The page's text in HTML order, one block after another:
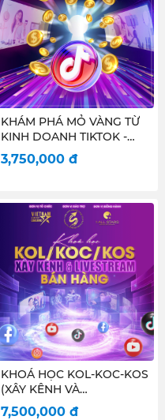
KHÁM PHÁ MỎ VÀNG TỪ
KINH DOANH TIKTOK -
new
3,750,000 đ
KHOÁ HỌC KOL-KOC-KOS
(XÂY KÊNH VÀ
LIVESTREAM BÁN HÀNG)
7,500,000 đ